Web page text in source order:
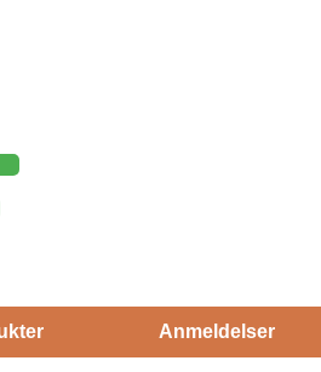
Anmeldelser